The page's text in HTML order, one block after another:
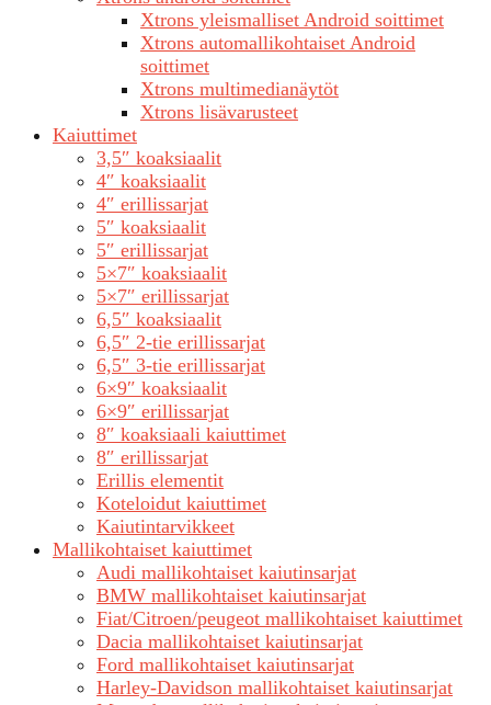
Xtrons yleismalliset Android soittimet
Xtrons automallikohtaiset Android
soittimet
Xtrons multimedianäytöt
Xtrons lisävarusteet
Kaiuttimet
3,5″ koaksiaalit
4″ koaksiaalit
4″ erillissarjat
5″ koaksiaalit
5″ erillissarjat
5×7″ koaksiaalit
5×7″ erillissarjat
6,5″ koaksiaalit
6,5″ 2-tie erillissarjat
6,5″ 3-tie erillissarjat
6×9″ koaksiaalit
6×9″ erillissarjat
8″ koaksiaali kaiuttimet
8″ erillissarjat
Erillis elementit
Koteloidut kaiuttimet
Kaiutintarvikkeet
Mallikohtaiset kaiuttimet
Audi mallikohtaiset kaiutinsarjat
BMW mallikohtaiset kaiutinsarjat
Fiat/Citroen/peugeot mallikohtaiset kaiuttimet
Dacia mallikohtaiset kaiutinsarjat
Ford mallikohtaiset kaiutinsarjat
Harley-Davidson mallikohtaiset kaiutinsarjat